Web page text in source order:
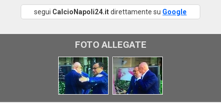
segui CalcioNapoli24.itdirettamente su Google
FOTO ALLEGATE